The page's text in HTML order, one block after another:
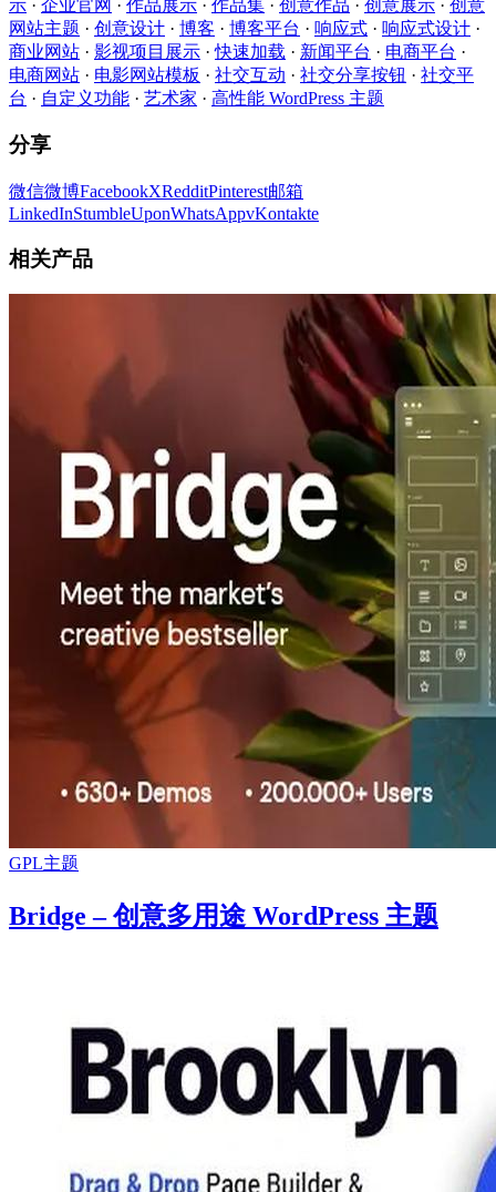
示 · 企业官网 · 作品展示 · 作品集 · 创意作品 · 创意展示 · 创意
网站主题 · 创意设计 · 博客 · 博客平台 · 响应式 · 响应式设计 ·
商业网站 · 影视项目展示 ·快速加载 · 新闻平台 · 电商平台 ·
电商网站 · 电影网站模板 · 社交互动 · 社交分享按钮 · 社交平
台 · 自定义功能 · 艺术家 · 高性能 WordPress 主题
分享
微信微博FacebookXRedditPinterest邮箱
LinkedInStumbleUponWhatsAppvKontakte
相关产品
GPL主题
Bridge – 创意多用途 WordPress 主题